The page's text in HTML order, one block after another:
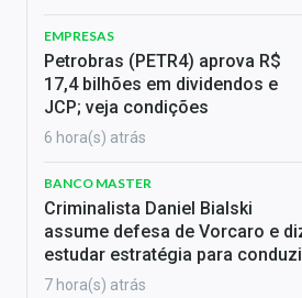
EMPRESAS
Petrobras (PETR4) aprova R$
17,4 bilhões em dividendos e
JCP; veja condições
6 hora(s) atrás
BANCO MASTER
Criminalista Daniel Bialski
assume defesa de Vorcaro e
estudar estratégia para
7 hora(s) atrás